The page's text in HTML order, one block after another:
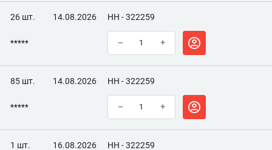
26 шт. 14.08.2026 НН - 322259
***** – +
85 шт. 14.08.2026 НН - 322259
***** – +
1 шт. 16.08.2026 НН - 322259